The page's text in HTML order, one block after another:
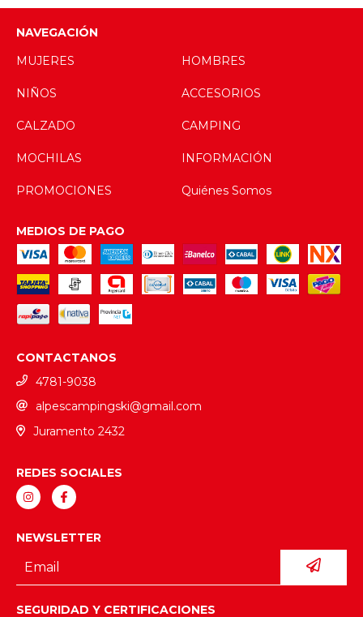
NAVEGACIÓN
MUJERES
HOMBRES
NIÑOS ACCESORIOS
CALZADO CAMPING
MOCHILAS INFORMACIÓN
PROMOCIONES Quiénes Somos
MEDIOS DE PAGO
CONTACTANOS
4781-9038
alpescampingski@gmail.com
Juramento 2432
REDES SOCIALES
NEWSLETTER
SEGURIDAD Y CERTIFICACIONES